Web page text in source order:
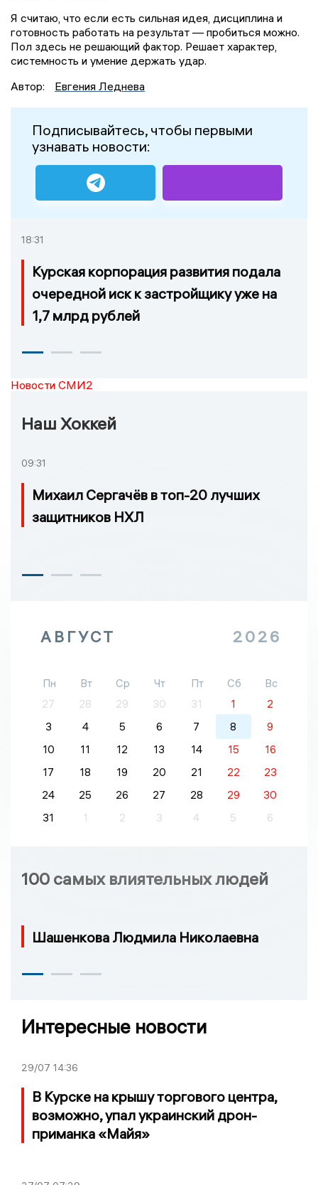
Я считаю, что если есть сильная идея, дисциплина и
готовность работать на результат — пробиться можно.
Пол здесь не решающий фактор. Решает характер,
системность и умение держать удар.
Автор:
Евгения Леднева
Подписывайтесь, чтобы первыми
узнавать новости:
18:31
Курская корпорация развития подала
очередной иск к застройщику уже на
1,7 млрд рублей
Новости СМИ2
Наш Хоккей
09:31
Михаил Сергачёв в топ-20 лучших
защитников НХЛ
АВГУСТ 2026
Пн Вт Ср Чт Пт Сб
Вс
27
28 29 30 31 1
2
3
4 5 6 7 8
9
10
11 12 13 14 15
16
17
18 19 20 21 22
23
24
25 26 27 28 29
30
31
1 2 3 4 5 6
100 самых влиятельных людей
Шашенкова Людмила Николаевна
Интересные новости
29/07 14:36
В Курске на крышу торгового центра,
возможно, упал украинский дрон-
приманка «Майя»